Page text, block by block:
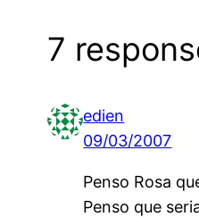
7
edien
09/03/2007
Penso Rosa
Penso que